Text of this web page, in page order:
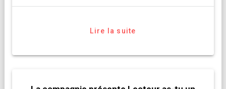
Lire la suite